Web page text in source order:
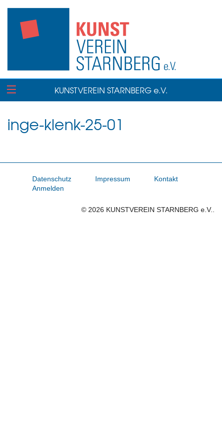
KUNSTVEREIN STARNBERG e.V.
inge-klenk-25-01
Datenschutz Impressum
Kontakt
Anmelden
© 2026 KUNSTVEREIN STARNBERG e.V..